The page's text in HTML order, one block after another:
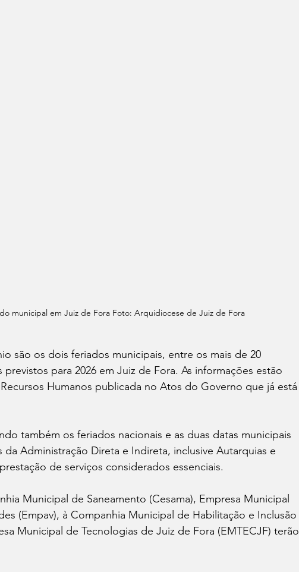
municipal em Juiz de Fora Foto: Arquidiocese de Juiz de Fora
são os dois feriados municipais, entre os mais de 20
para 2026 em Juiz de Fora. As informações estão
Humanos publicada no Atos do Governo que já está
também os feriados nacionais e as duas datas municipais
da Administração Direta e Indireta, inclusive Autarquias e
de serviços considerados essenciais.
Municipal de Saneamento (Cesama), Empresa Municipal
(Empav), à Companhia Municipal de Habilitação e Inclusão
Municipal de Tecnologias de Juiz de Fora (EMTECJF) terão